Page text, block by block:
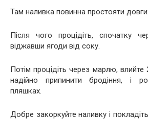
Там наливка повинна простояти
Після чого процідіть, спочатку
віджавши ягоди від соку.
Потім процідіть через марлю, влийте
надійно припинити бродіння, і
пляшках.
Добре закоркуйте наливку і